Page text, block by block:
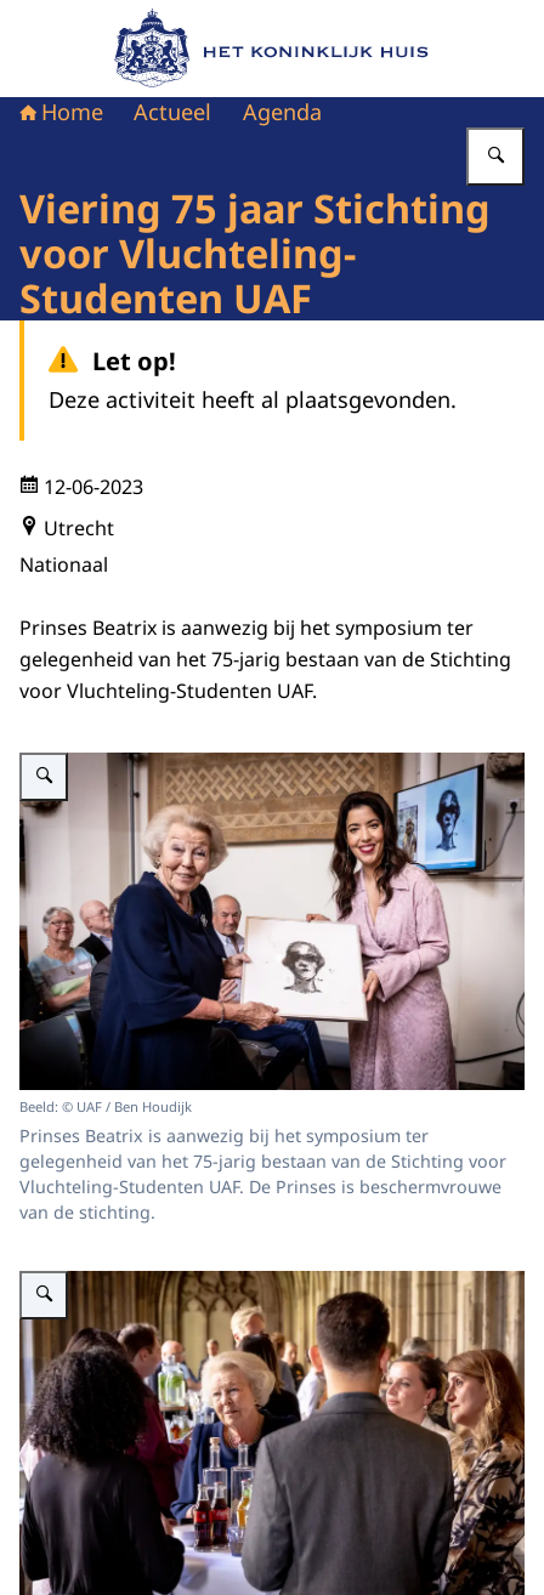
Naar de homepage van Het Koninklijk Huis
Home Actueel Agenda
Viering 75 jaar Stichting
voor Vluchteling-
Studenten UAF
Let op!
Deze activiteit heeft al plaatsgevonden.
12-06-2023
Utrecht
Nationaal
Prinses Beatrix is aanwezig bij het symposium ter
gelegenheid van het 75-jarig bestaan van de Stichting
voor Vluchteling-Studenten UAF.
Vergroot afbeelding Prinses Beatrix bij 75-jarig bestaan Stichting voor
Beeld: © UAF / Ben Houdijk
Prinses Beatrix is aanwezig bij het symposium ter
gelegenheid van het 75-jarig bestaan van de Stichting voor
Vluchteling-Studenten UAF. De Prinses is beschermvrouwe
van de stichting.
Vergroot afbeelding Prinses Beatrix bij 75-jarig bestaan Stichting voor